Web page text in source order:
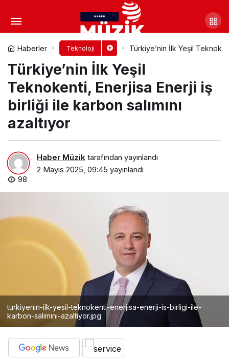
Haberler Teknoloji Türkiye’nin İlk Yeşil
Türkiye’nin İlk Yeşil
Teknokenti, Enerjisa Enerji iş
birliği ile karbon salımını
azaltıyor
Haber Müzik tarafından yayınlandı
2 Mayıs 2025, 09:45 yayınlandı
98
turkiyenin-ilk-yesil-teknokenti-enerjisa-enerji-is-birligi-ile-
karbon-salimini-azaltiyor.jpg
Yapay zekâ gibi görünüyor
zararlı yazılım çıkıyor
Yorum Yap